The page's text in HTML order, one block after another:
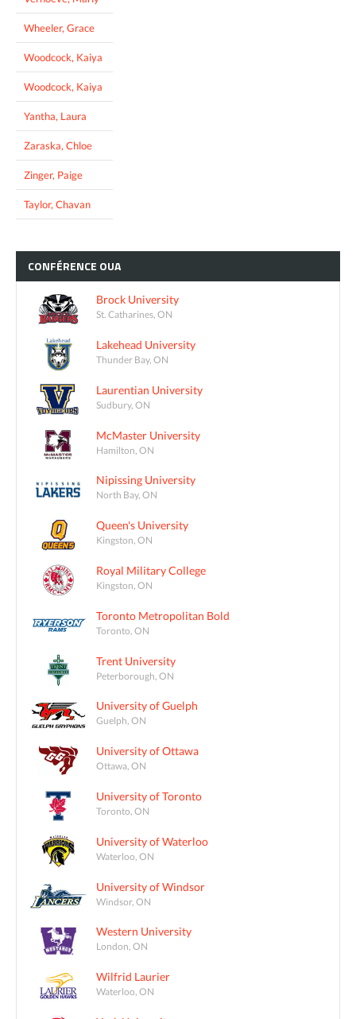
Wheeler, Grace
Woodcock, Kaiya
Woodcock, Kaiya
Yantha, Laura
Zaraska, Chloe
Zinger, Paige
Taylor, Chavan
CONFÉRENCE OUA
Brock University
St. Catharines, ON
Lakehead University
Thunder Bay, ON
Laurentian University
Sudbury, ON
McMaster University
Hamilton, ON
Nipissing University
North Bay, ON
Queen's University
Kingston, ON
Royal Military College
Kingston, ON
Toronto Metropolitan Bold
Toronto, ON
Trent University
Peterborough, ON
University of Guelph
Guelph, ON
University of Ottawa
Ottawa, ON
University of Toronto
Toronto, ON
University of Waterloo
Waterloo, ON
University of Windsor
Windsor, ON
Western University
London, ON
Wilfrid Laurier
Waterloo, ON